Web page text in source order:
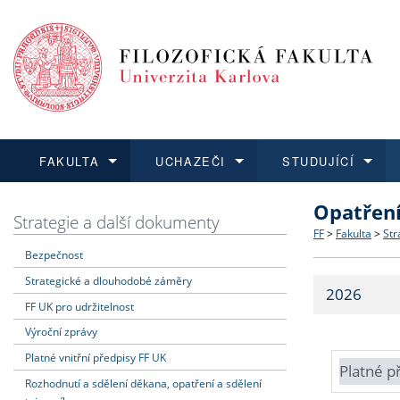
FAKULTA
Dozvědět se více
Struktura
Strategie
Fakultní
UCHAZEČI
Podat přihlášku
Co
Učitelské
STUDUJÍCÍ
Dozvědět se více
Dozvědět se více
O vědě a
Dozvědět se více
Aktuální
Strategie a další dokumenty
Bezpečnost
Strategické a dlouhodobé záměry
FF UK pro udržitelnost
Výroční zprávy
Platné vnitřní předpisy FF UK
Rozhodnutí a sdělení děkana, opatření a sdělení
FF > Fakulta >
2026
Platné